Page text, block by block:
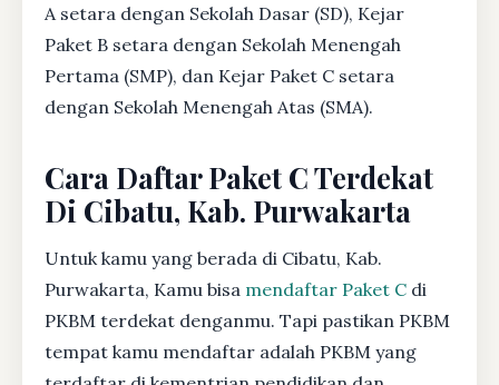
A setara dengan Sekolah Dasar (SD), Kejar
Paket B setara dengan Sekolah Menengah
Pertama (SMP), dan Kejar Paket C setara
dengan Sekolah Menengah Atas (SMA).
Cara Daftar Paket C Terdekat
Di Cibatu, Kab. Purwakarta
Untuk kamu yang berada di Cibatu, Kab.
Purwakarta, Kamu bisa mendaftar Paket C di
PKBM terdekat denganmu. Tapi pastikan PKBM
tempat kamu mendaftar adalah PKBM yang